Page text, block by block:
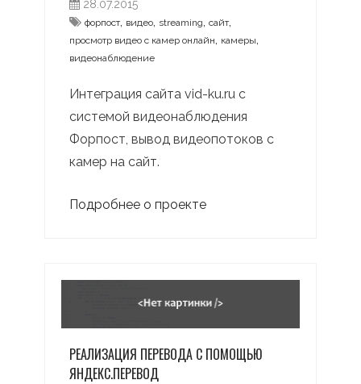
28.07.2015
форпост, видео, streaming, сайт,
просмотр видео с камер онлайн, камеры,
видеонаблюдение
Интеграция сайта vid-ku.ru с
системой видеонаблюдения
Форпост, вывод видеопотоков с
камер на сайт.
Подробнее о проекте
РЕАЛИЗАЦИЯ ПЕРЕВОДА С ПОМОЩЬЮ
ЯНДЕКС.ПЕРЕВОД